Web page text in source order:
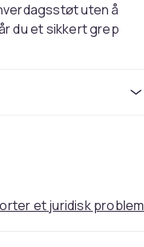
uten å
du et sikkert grep
design gir et
funksjoner uten å
et juridisk problem